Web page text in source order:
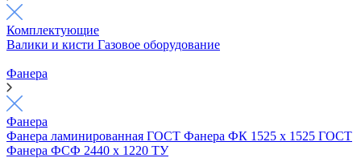
Комплектующие
Валики и кисти Газовое оборудование
Фанера
Фанера
Фанера ламинированная ГОСТ Фанера ФК 1525 х 1525 ГОСТ
Фанера ФСФ 2440 х 1220 ТУ